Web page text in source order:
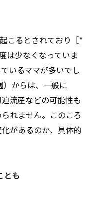
こるとされており［*
は少なくなっていま
いるママが多いでし
）からは、一般に
流産などの可能性も
れません。このころ
があるのか、具体的
とも